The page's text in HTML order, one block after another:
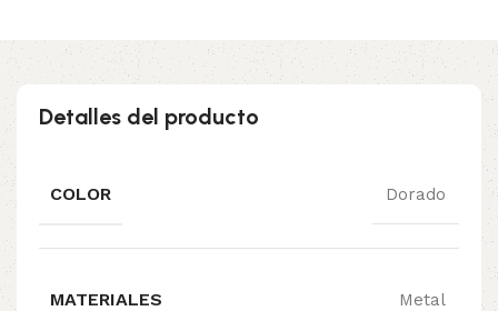
Detalles del producto
COLOR Dorado
MATERIALES Metal